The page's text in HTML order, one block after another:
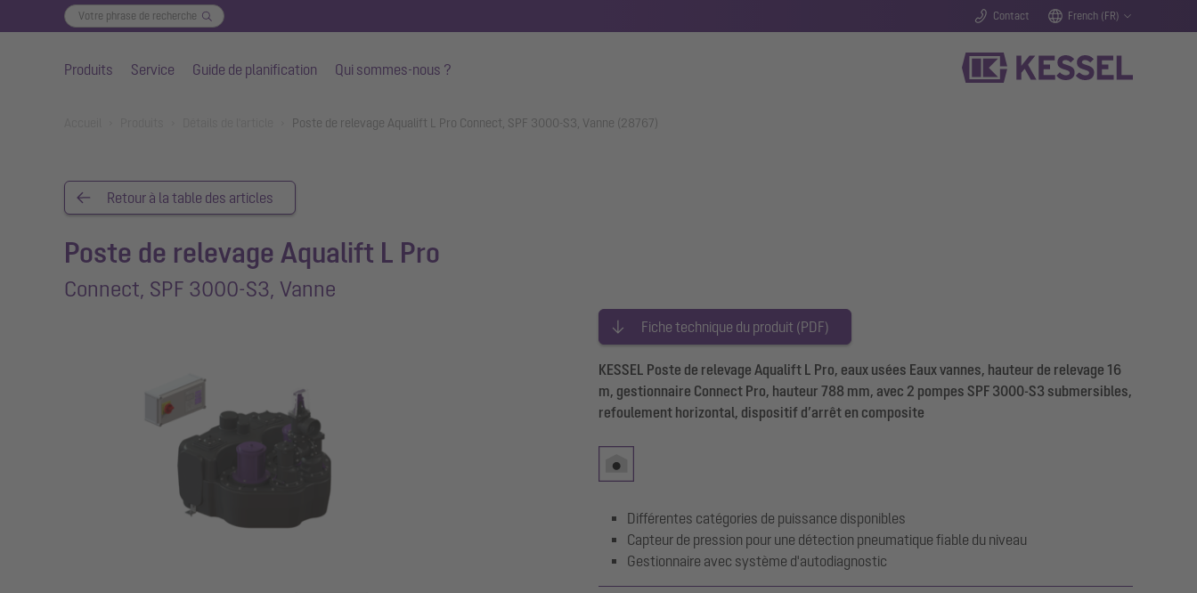
Contact French (FR)
Produits Service Guide de planification Qui sommes-nous ?
Poste de relevage Aqualift L Pro Connect, SPF 3000-S3, Vanne (28767)
Retour à la table des articles
Poste de relevage Aqualift L Pro
Connect, SPF 3000-S3, Vanne
Fiche technique du produit (PDF)
KESSEL Poste de relevage Aqualift L Pro, eaux usées Eaux vannes, hauteur de relevage 16
m, gestionnaire Connect Pro, hauteur 788 mm, avec 2 pompes SPF 3000-S3 submersibles,
refoulement horizontal, dispositif d’arrêt en composite
Différentes catégories de puissance disponibles
Capteur de pression pour une détection pneumatique fiable du niveau
Gestionnaire avec système d'autodiagnostic